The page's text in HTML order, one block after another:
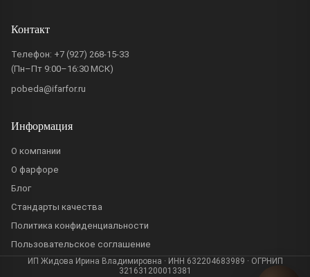
Контакт
Телефон: +7 (927) 268-15-33
(Пн–Пт 9:00–16:30 МСК)
pobeda@ifarfor.ru
Информация
О компании
О фарфоре
Блог
Стандарты качества
Политика конфиденциальности
Пользовательское соглашение
ИП Жидова Ирина Владимировна · ИНН 632204683989 · ОГРНИП
321631200013381